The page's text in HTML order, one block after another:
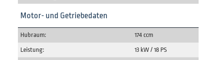
Motor- und Getriebedaten
Hubraum: 174 ccm
Leistung: 13 kW / 18 PS